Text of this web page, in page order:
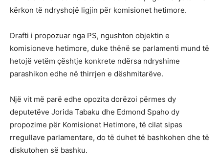
kërkon të ndryshojë ligjin për komisionet hetimore.
Drafti i propozuar nga PS, ngushton objektin e
komisioneve hetimore, duke thënë se parlamenti mund të
hetojë vetëm çështje konkrete ndërsa ndryshime
parashikon edhe në thirrjen e dëshmitarëve.
Një vit më parë edhe opozita dorëzoi përmes dy
deputetëve Jorida Tabaku dhe Edmond Spaho dy
propozime për Komisionet Hetimore, të cilat sipas
rregullave parlamentare, do të duhet të bashkohen dhe të
diskutohen së bashku.